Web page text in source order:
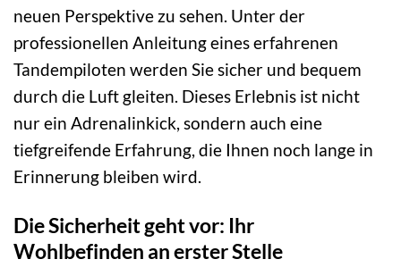
neuen Perspektive zu sehen. Unter der
professionellen Anleitung eines erfahrenen
Tandempiloten werden Sie sicher und bequem
durch die Luft gleiten. Dieses Erlebnis ist nicht
nur ein Adrenalinkick, sondern auch eine
tiefgreifende Erfahrung, die Ihnen noch lange in
Erinnerung bleiben wird.
Die Sicherheit geht vor: Ihr
Wohlbefinden an erster Stelle